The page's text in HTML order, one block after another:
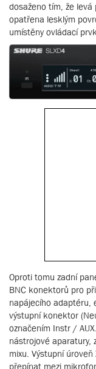
dosaženo tím, že
opatřena lesklým
umístěny ovládací
Oproti tomu zadní
BNC konektorů pro
napájecího adaptéru,
výstupní konektor
označením Instr /
nástrojové aparatury,
mixu. Výstupní
přepínat mezi